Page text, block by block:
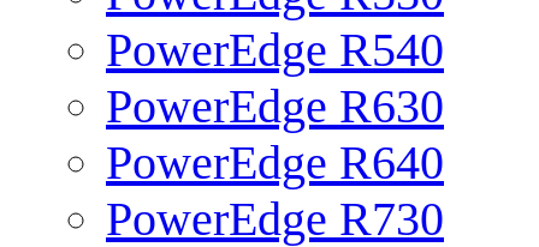
PowerEdge R540
PowerEdge R630
PowerEdge R640
PowerEdge R730